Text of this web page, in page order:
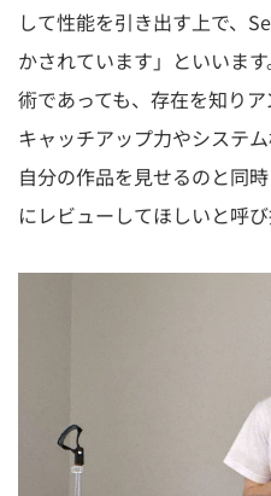
して性能を引き出す上で、
かされています」といいま
術であっても、存在を知り
キャッチアップ力やシステ
自分の作品を見せるのと同
にレビューしてほしいと呼び